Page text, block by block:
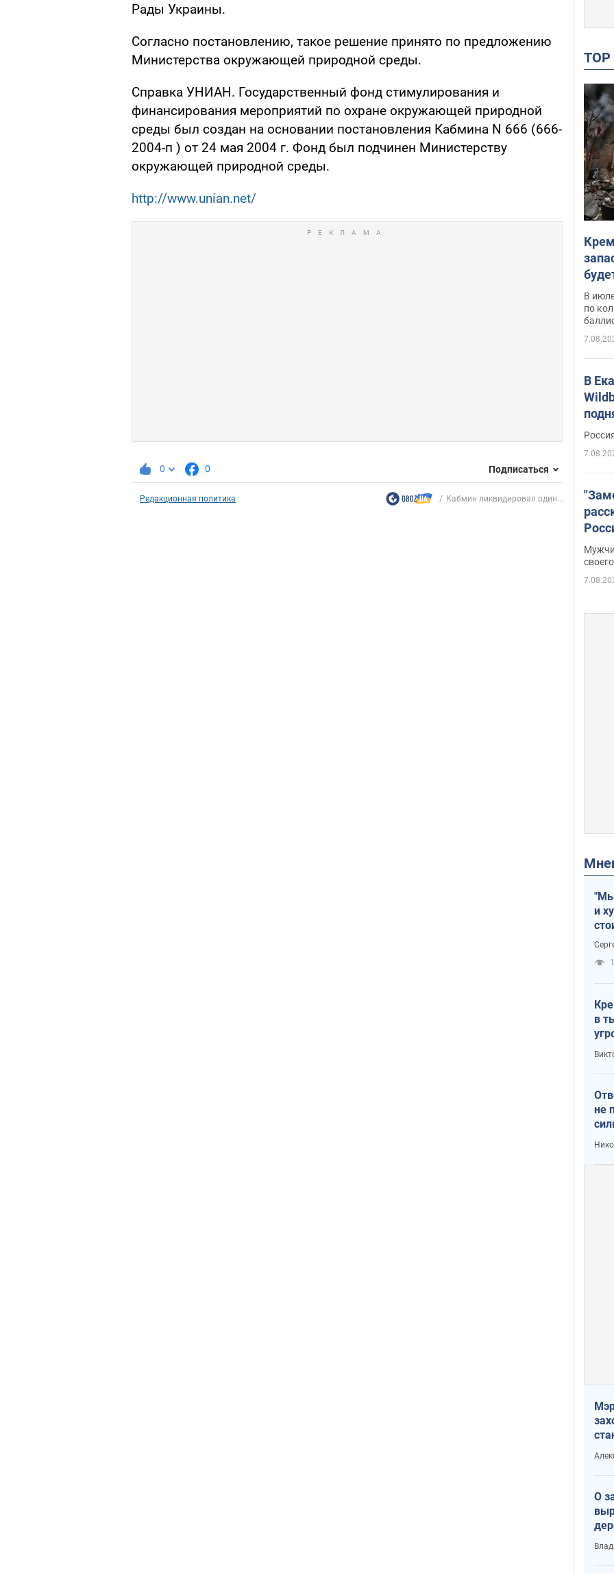
Рады Украины.
Согласно постановлению, такое решение принято по предложению
Министерства окружающей природной среды.
Справка УНИАН. Государственный фонд стимулирования и
финансирования мероприятий по охране окружающей природной
среды был создан на основании постановления Кабмина N 666 (666-
2004-п ) от 24 мая 2004 г. Фонд был подчинен Министерству
окружающей природной среды.
http://www.unian.net/
0 0 Подписаться
Редакционная политика Кабмин ликвидировал один...
В
по
В
Фото
и
в
не
и
О
что